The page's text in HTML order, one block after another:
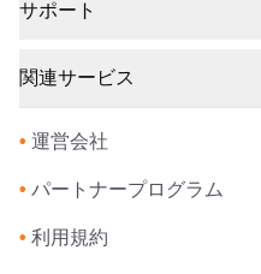
サポート
関連サービス
• 運営会社
• パートナープログラム
• 利用規約